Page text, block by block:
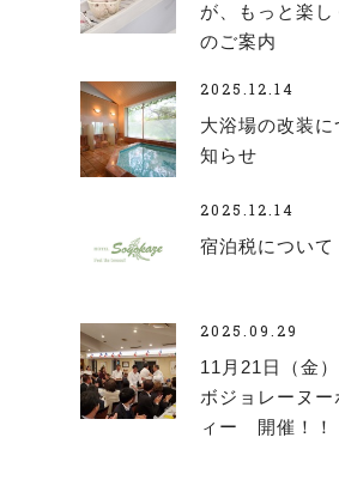
が、もっと楽
のご案内
2025.12.14
大浴場の改装に
知らせ
2025.12.14
宿泊税について
2025.09.29
11月21日（金
ボジョレーヌー
ィー 開催！！